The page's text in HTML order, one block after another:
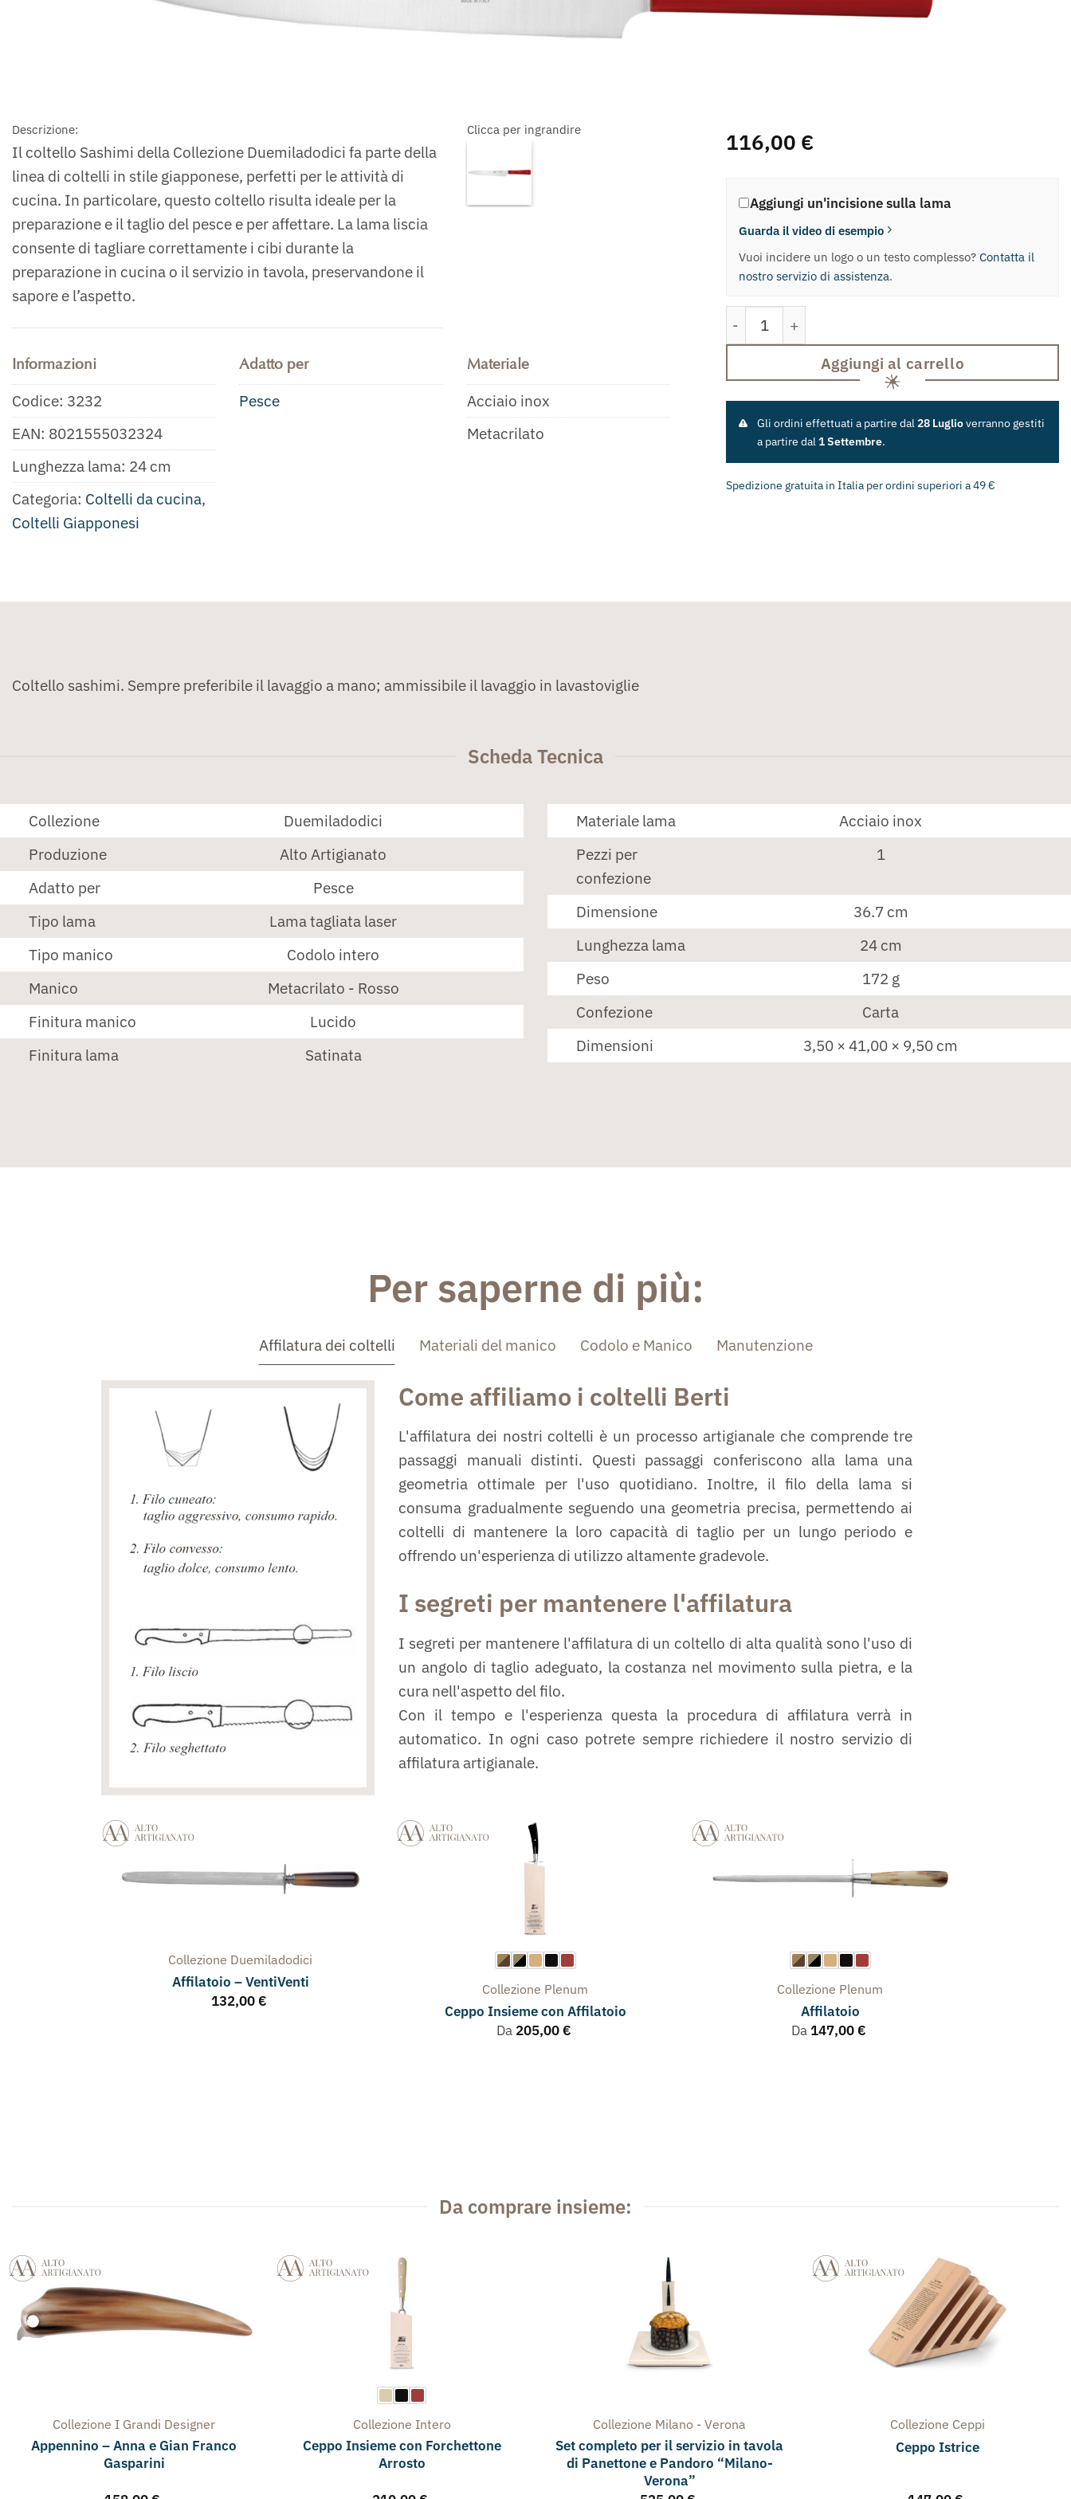
Descrizione:
Il coltello Sashimi della Collezione Duemiladodici fa parte della
linea di coltelli in stile giapponese, perfetti per le attività di
cucina. In particolare, questo coltello risulta ideale per la
preparazione e il taglio del pesce e per affettare. La lama liscia
consente di tagliare correttamente i cibi durante la
preparazione in cucina o il servizio in tavola, preservandone il
sapore e l’aspetto.
Clicca per ingrandire
Informazioni
Codice: 3232
EAN: 8021555032324
Lunghezza lama: 24 cm
Categoria: Coltelli da cucina,
Coltelli Giapponesi
Adatto per
Pesce
Materiale
Acciaio inox
Metacrilato
116,00 €
Aggiungi un'incisione sulla lama
Guarda il video di esempio
Vuoi incidere un logo o un testo complesso? Contatta il
nostro servizio di assistenza.
Sashimi quantità
Aggiungi al carrello
Gli ordini effettuati a partire dal28 Luglioverranno gestiti
a partire dal1 Settembre.
Spedizione gratuita in Italia per ordini superiori a 49 €
Coltello sashimi. Sempre preferibile il lavaggio a mano; ammissibile il lavaggio in lavastoviglie
Scheda Tecnica
Collezione
Duemiladodici
Produzione
Alto Artigianato
Adatto per
Pesce
Tipo lama
Lama tagliata laser
Tipo manico
Codolo intero
Manico
Metacrilato - Rosso
Finitura manico
Lucido
Finitura lama
Satinata
Materiale lama
Acciaio inox
Pezzi per
confezione
1
Dimensione
36.7 cm
Lunghezza lama
24 cm
Peso
172 g
Confezione
Carta
Dimensioni
3,50 × 41,00 × 9,50 cm
Per saperne di più:
Affilatura dei coltelli Materiali del manico Codolo e Manico Manutenzione
Come affiliamo i coltelli Berti
L'affilatura dei nostri coltelli è un processo artigianale che comprende tre
passaggi manuali distinti. Questi passaggi conferiscono alla lama una
geometria ottimale per l'uso quotidiano. Inoltre, il filo della lama si
consuma gradualmente seguendo una geometria precisa, permettendo ai
coltelli di mantenere la loro capacità di taglio per un lungo periodo e
offrendo un'esperienza di utilizzo altamente gradevole.
I segreti per mantenere l'affilatura
I segreti per mantenere l'affilatura di un coltello di alta qualità sono l'uso di
un angolo di taglio adeguato, la costanza nel movimento sulla pietra, e la
cura nell'aspetto del filo.
Con il tempo e l'esperienza questa la procedura di affilatura verrà in
automatico. In ogni caso potrete sempre richiedere il nostro servizio di
affilatura artigianale.
Collezione Duemiladodici
Affilatoio – VentiVenti
132,00 €
Collezione Plenum
Ceppo Insieme con Affilatoio
Da 205,00 €
Collezione Plenum
Affilatoio
Da 147,00 €
Da comprare insieme:
Collezione I Grandi Designer
Appennino – Anna e Gian Franco
Gasparini
Collezione Intero
Ceppo Insieme con Forchettone
Arrosto
Collezione Milano - Verona
Set completo per il servizio in tavola
di Panettone e Pandoro “Milano-
Verona”
Collezione Ceppi
Ceppo Istrice